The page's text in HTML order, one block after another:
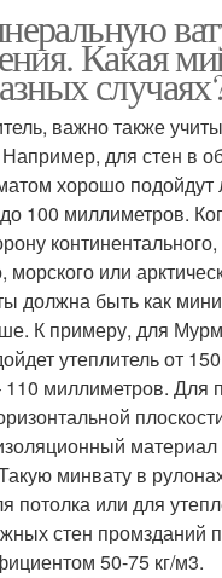
Какая
важно также
для стен в
хорошо подойдут
100 миллиметров.
морского или
должна быть как
К примеру, для
утеплитель от
110 миллиметров. Для
минвату в
потолка или для
стен промзданий
50-75 кг/м3.